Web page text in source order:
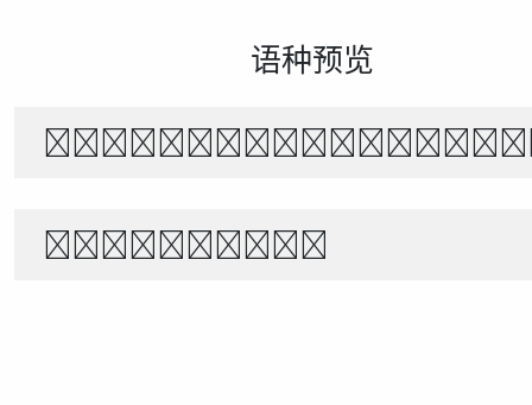
语种预览
The quick brown
1234567890